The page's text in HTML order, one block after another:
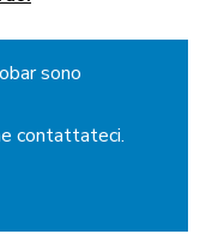
sono
contattateci.